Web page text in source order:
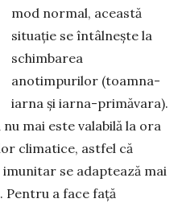
mod normal, această
situație se întâlnește la
schimbarea
anotimpurilor (toamna-
iarna și iarna-primăvara).
mai este valabilă la ora
cli­matice, astfel că
se adaptează mai
Pentru a face față